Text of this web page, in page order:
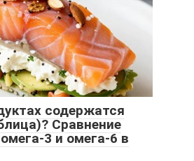
содержатся
Сравнение
3 и омега-6 в